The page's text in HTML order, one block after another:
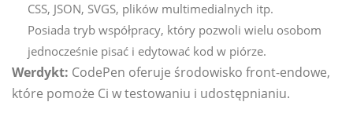
CSS, JSON, SVGS, plików multimedialnych itp.
Posiada tryb współpracy, który pozwoli wielu osobom
jednocześnie pisać i edytować kod w piórze.
Werdykt: CodePen oferuje środowisko front-endowe,
które pomoże Ci w testowaniu i udostępnianiu.